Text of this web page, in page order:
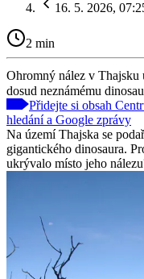
16. 5. 2026,
2 min
Ohromný nález v
dosud neznámému
Přidejte si obsah
hledání a Google zprávy
Na území Thajska se
gigantického dinosaura.
ukrývalo místo jeho